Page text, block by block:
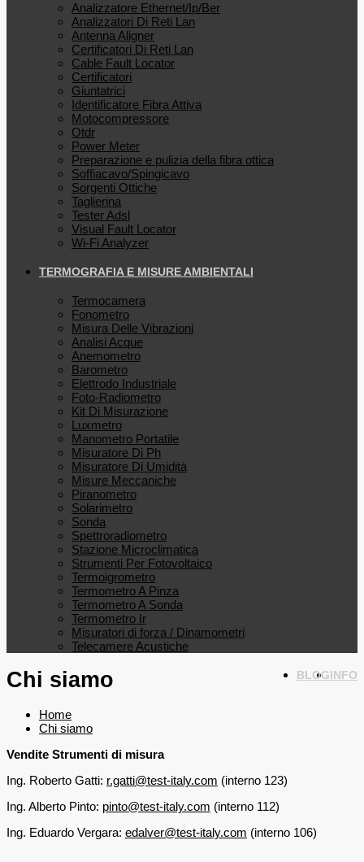
Analizzatore Ethernet/Ip/Ber
Analizzatori Di Reti Lan
Antenna Aligner
Certificatori Di Reti Lan
Cable Fault Locator
Certificatori
Giuntatrici
Identificatore Fibra Attiva
Motocompressore
Otdr
Power Meter
Preparazione e pulizia della fibra ottica
Soffiacavo/Spingicavo
Sorgenti Ottiche
Taglierina
Tester Adsl
Visual Fault Locator
Wi-Fi Analyzer
TERMOGRAFIA E MISURE AMBIENTALI
Termocamera
Fonometro
Misura Delle Vibrazioni
Analisi Acque
Anemometro
Barometro
Elettrodo Industriale
Foto-Radiometro
Kit Di Misurazione
Luxmetro
Manometro Portatile
Misuratore Di Ph
Misuratore Di Umidità
Misure Meccaniche
Piranometro
Solarimetro
Sonda
Spettroradiometro
Stazione Microclimatica
Strumenti Per Fotovoltaico
Termoigrometro
Termometro A Pinza
Termometro A Sonda
Termometro Ir
Misuratori di forza / Dinamometri
Telecamere Acustiche
INFO
BLOG
Chi siamo
Home
Chi siamo
Vendite Strumenti di misura
Ing. Roberto Gatti: r.gatti@test-italy.com (interno 123)
Ing. Alberto Pinto: pinto@test-italy.com (interno 112)
Ing. Eduardo Vergara: edalver@test-italy.com (interno 106)